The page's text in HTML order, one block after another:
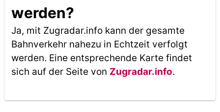
werden?
Ja, mit Zugradar.info kann der gesamte
Bahnverkehr nahezu in Echtzeit verfolgt
werden. Eine entsprechende Karte findet
sich auf der Seite von Zugradar.info.